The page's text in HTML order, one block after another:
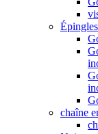
Épingles
chaîne